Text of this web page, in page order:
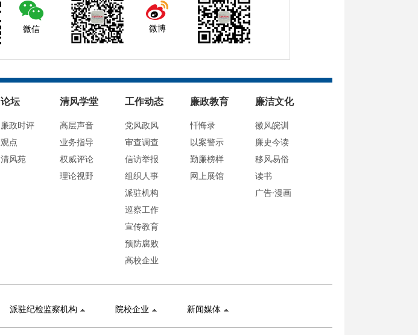
微信 微博
论坛
廉政时评
观点
清风苑
清风学堂
高层声音
业务指导
权威评论
理论视野
工作动态
党风政风
审查调查
信访举报
组织人事
派驻机构
巡察工作
宣传教育
预防腐败
高校企业
廉政教育
忏悔录
以案警示
勤廉榜样
网上展馆
廉洁文化
徽风皖训
廉史今读
移风易俗
读书
广告·漫画
派驻纪检监察机构 院校企业 新闻媒体